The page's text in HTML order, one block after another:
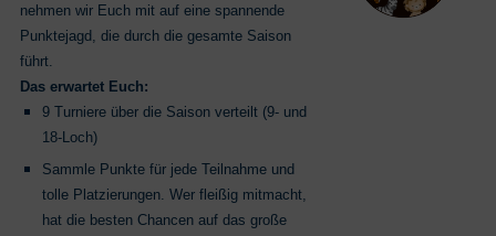
nehmen wir Euch mit auf eine spannende
Punktejagd, die durch die gesamte Saison
führt.
Das erwartet Euch:
9 Turniere über die Saison verteilt (9- und
18-Loch)
Sammle Punkte für jede Teilnahme und
tolle Platzierungen. Wer fleißig mitmacht,
hat die besten Chancen auf das große